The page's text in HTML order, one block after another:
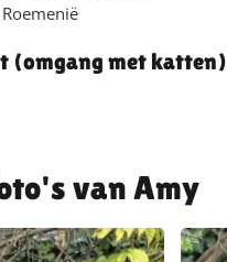
Roemenië
(omgang met katten)
Amy